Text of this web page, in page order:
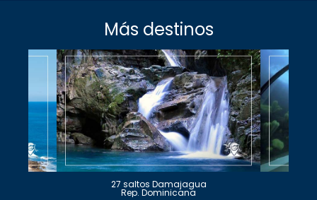
Más destinos
27 saltos Damajagua
Rep. Dominicana